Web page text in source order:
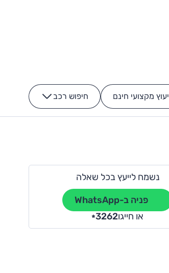
יעוץ מקצועי חינם חיפוש רכב
נשמח לייעץ בכל שאלה
פניה ב-WhatsApp
או חייגו
*3262